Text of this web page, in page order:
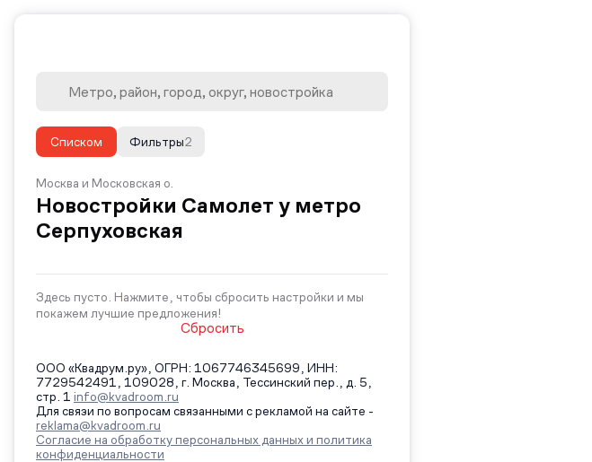
Списком 2
Фильтры
Москва и Московская о.
Новостройки Самолет у метро
Серпуховская
Здесь пусто. Нажмите, чтобы сбросить настройки и мы
покажем лучшие предложения!
Сбросить
ООО «Квадрум.ру», ОГРН: 1067746345699, ИНН:
7729542491, 109028, г. Москва, Тессинский пер., д. 5,
стр. 1 info@kvadroom.ru
Для связи по вопросам связанными с рекламой на сайте -
reklama@kvadroom.ru
Согласие на обработку персональных данных и политика
конфиденциальности